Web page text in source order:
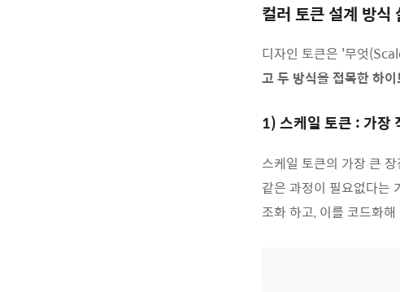
컬러 토큰 설계 방식
디자인 토큰은 '무엇
고 두 방식을 접목한 하
1) 스케일 토큰 : 가장
스케일 토큰의 가장 큰
같은 과정이 필요없다는
조화 하고, 이를 코드화해